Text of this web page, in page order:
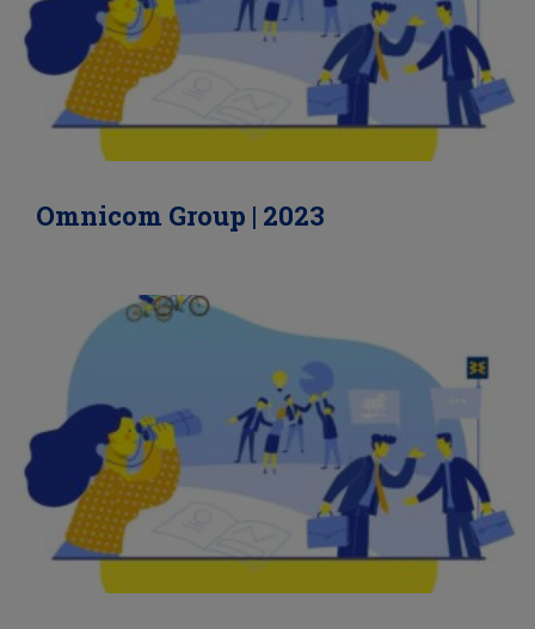
Omnicom Group | 2023